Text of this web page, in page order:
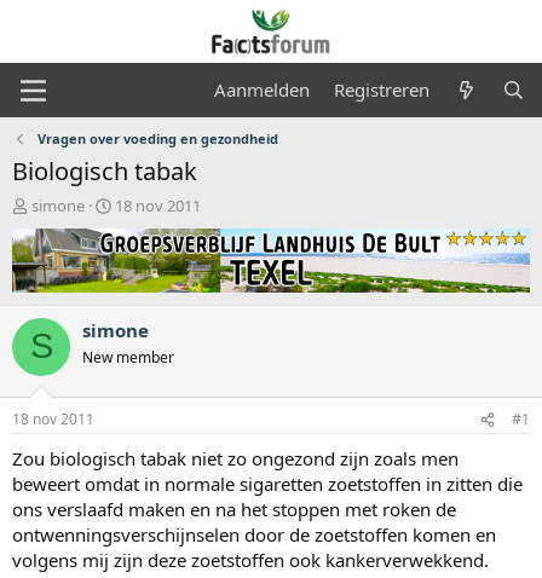
Aanmelden Registreren
Vragen over voeding en gezondheid
Biologisch tabak
O
n
d
e
r
w
e
r
p
s
t
r
t
e
r
simone
S
a
r
t
a
t
m
18 nov 2011
S simone
New member
18 nov 2011 #1
Zou biologisch tabak niet zo ongezond zijn zoals men
beweert omdat in normale sigaretten zoetstoffen in zitten die
ons verslaafd maken en na het stoppen met roken de
ontwenningsverschijnselen door de zoetstoffen komen en
volgens mij zijn deze zoetstoffen ook kankerverwekkend.